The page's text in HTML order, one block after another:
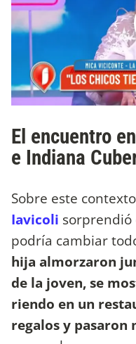
El encuentro
e Indiana
Sobre este
Iavicoli sorprendió
podría cambiar
hija almorzaron
de la joven, se
riendo en un
regalos y pasaron